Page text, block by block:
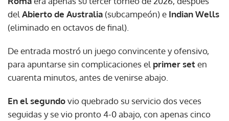
del Abierto de Australia (subcampeón) e Indian Wells
(eliminado en octavos de final).
De entrada mostró un juego convincente y ofensivo,
para apuntarse sin complicaciones el primer seten
cuarenta minutos, antes de venirse abajo.
En el segundovio quebrado su servicio dos veces
seguidas y se vio pronto 4-0 abajo, con apenas cinco